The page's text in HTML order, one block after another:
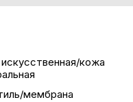
кожа
мембрана